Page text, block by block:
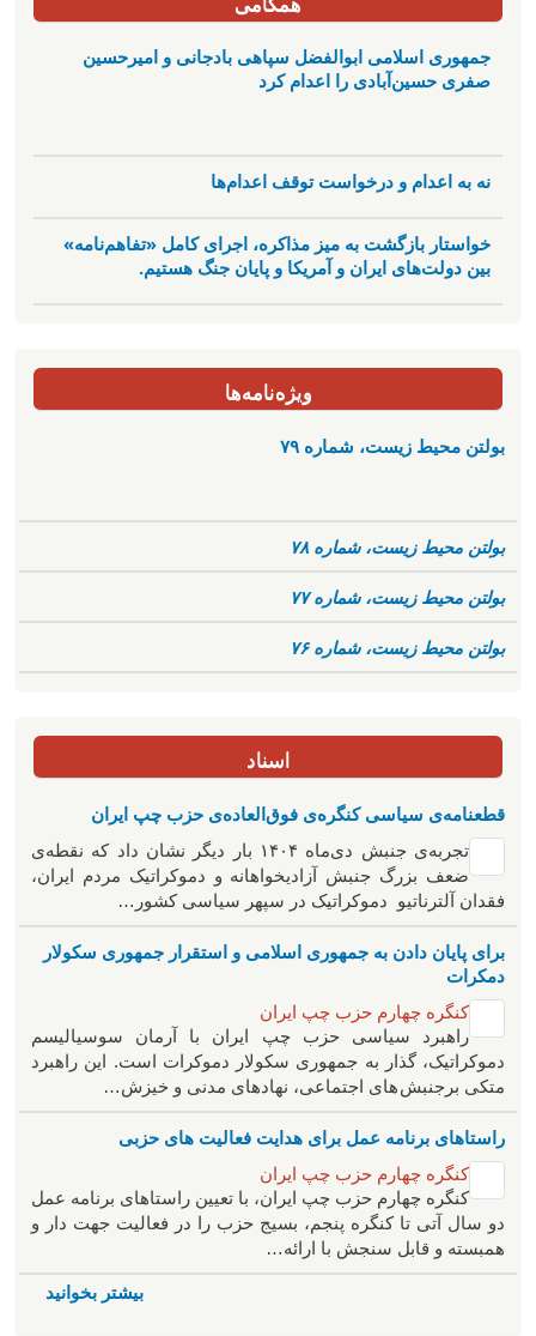
جمهوری اسلامی ابوالفضل سپاهی بادجانی و امیرحسین
صفری حسین‌آبادی را اعدام کرد
نه به اعدام و درخواست توقف اعدام‌ها
خواستار بازگشت به میز مذاکره، اجرای کامل «تفاهم‌نامه»
بین دولت‌های ایران و آمریکا و پایان جنگ هستیم.
ویژه‌نامه‌ها
بولتن محیط زیست، شماره ۷۹
بولتن محیط زیست، شماره ۷۸
بولتن محیط زیست، شماره ۷۷
بولتن محیط زیست، شماره ۷۶
اسناد
قطعنامه‌ی سیاسی کنگره‌ی فوق‌العاده‌ی حزب چپ ایران
تجربه‌ی جنبش دی‌ماه ۱۴۰۴ بار دیگر نشان داد که نقطه‌ی
ضعف بزرگ جنبش آزادیخواهانه و دموکراتیک مردم ایران،
فقدان آلترناتیو دموکراتیک در سپهر سیاسی کشور…
برای پایان دادن به جمهوری اسلامی و استقرار جمهوری سکولار
دمکرات
کنگره چهارم حزب چپ ایران
راهبرد سياسی حزب چپ ایران با آرمان سوسیالیسم
دموکراتیک، گذار به جمهوری سکولار دموکرات است. این راهبرد
متکی برجنبش های اجتماعی، نهادهای مدنی و خیزش‌…
راستاهای برنامه عمل برای هدایت فعالیت های حزبی
کنگره چهارم حزب چپ ایران
کنگره چهارم حزب چپ ایران، با تعیین راستاهای برنامه عمل
دو سال آتی تا کنگره پنجم، بسیج حزب را در فعالیت جهت دار و
همبسته و قابل سنجش با ارائه…
بیشتر بخوانید